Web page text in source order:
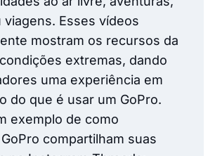
Esses vídeos
mostram os recursos da
extremas, dando
uma experiência em
do que é usar um GoPro.
exemplo de como
compartilham suas